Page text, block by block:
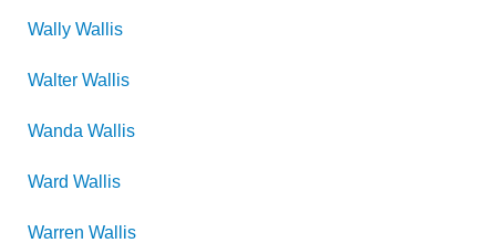
Wally Wallis
Walter Wallis
Wanda Wallis
Ward Wallis
Warren Wallis